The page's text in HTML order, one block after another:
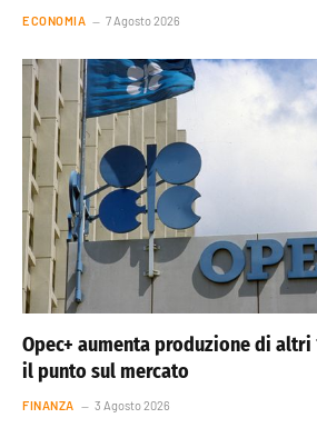
ECONOMIA 7 Agosto 2026
Opec+ aumenta produzione di
il punto sul mercato
FINANZA 3 Agosto 2026